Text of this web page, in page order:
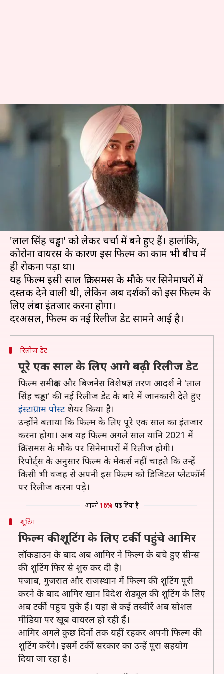
आमिर की 'लाल सिंह चड्ढा' के लिए
करना होगा लंबा इंतजार, अब इस
दिन होगी रिलीज
Aug 10, 2020 02:03 pm
बॉलीवुड के मिस्टर परफेक्शनिस्ट कहे जाने वाले सुपरस्टार
आमिर खान पिछले काफी समय से अपनी आगामी फिल्म
'लाल सिंह चड्ढा' को लेकर चर्चा में बने हुए हैं। हालांकि,
कोरोना वायरस के कारण इस फिल्म का काम भी बीच में
ही रोकना पड़ा था।
यह फिल्म इसी साल क्रिसमस के मौके पर सिनेमाघरों में
दस्तक देने वाली थी, लेकिन अब दर्शकों को इस फिल्म के
लिए लंबा इंतजार करना होगा।
रिलीज डेट
पूरे एक साल के लिए आगे बढ़ी रिलीज डेट
फिल्म समीक्षक और बिजनेस विशेषज्ञ तरण आदर्श ने 'लाल
सिंह चड्ढा' की नई रिलीज डेट के बारे में जानकारी देते हुए
इंस्टाग्राम पोस्ट शेयर किया है।
उन्होंने बताया कि फिल्म के लिए पूरे एक साल का इंतजार
करना होगा। अब यह फिल्म अगले साल यानि 2021 में
क्रिसमस के मौके पर सिनेमाघरों में रिलीज होगी।
रिपोर्ट्स के अनुसार फिल्म के मेकर्स नहीं चाहते कि उन्हें
किसी भी वजह से अपनी इस फिल्म को डिजिटल प्लेटफॉर्म
पर रिलीज करना पड़े।
आपने 16% पढ़ लिया है
शूटिंग
फिल्म की शूटिंग के लिए टर्की पहुंचे आमिर
लॉकडाउन के बाद अब आमिर ने फिल्म के बचे हुए सीन्स
की शूटिंग फिर से शुरु कर दी है।
पंजाब, गुजरात और राजस्थान में फिल्म की शूटिंग पूरी
करने के बाद आमिर खान विदेश शेड्यूल की शूटिंग के लिए
अब टर्की पहुंच चुके हैं। यहां से कई तस्वीरें अब सोशल
मीडिया पर खूब वायरल हो रही हैं।
आमिर अगले कुछ दिनों तक यहीं रहकर अपनी फिल्म की
शूटिंग करेंगे। इसमें टर्की सरकार का उन्हें पूरा सहयोग
दिया जा रहा है।